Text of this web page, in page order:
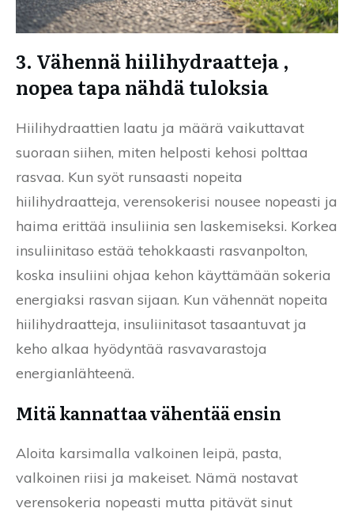
3. Vähennä hiilihydraatteja ,
nopea tapa nähdä tuloksia
Hiilihydraattien laatu ja määrä vaikuttavat
suoraan siihen, miten helposti kehosi polttaa
rasvaa. Kun syöt runsaasti nopeita
hiilihydraatteja, verensokerisi nousee nopeasti ja
haima erittää insuliinia sen laskemiseksi. Korkea
insuliinitaso estää tehokkaasti rasvanpolton,
koska insuliini ohjaa kehon käyttämään sokeria
energiaksi rasvan sijaan. Kun vähennät nopeita
hiilihydraatteja, insuliinitasot tasaantuvat ja
keho alkaa hyödyntää rasvavarastoja
energianlähteenä.
Mitä kannattaa vähentää ensin
Aloita karsimalla valkoinen leipä, pasta,
valkoinen riisi ja makeiset. Nämä nostavat
verensokeria nopeasti mutta pitävät sinut